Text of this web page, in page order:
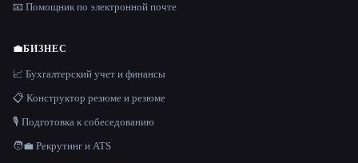
📧 Помощник по электронной почте
💼БИЗНЕС
📈 Бухгалтерский учет и финансы
📋 Конструктор резюме и резюме
🎙️ Подготовка к собеседованию
🧑‍💼 Рекрутинг и ATS